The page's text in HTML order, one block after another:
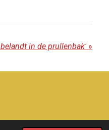
in de prullenbak’»